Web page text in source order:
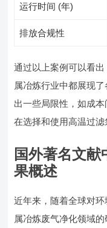
运行时间 (年)
排放合规性
通过以上案例可以看
属冶炼行业中都展现
出一些局限性，如成
在选择和使用高温过滤
国外著名文
果概述
近年来，随着全球对
属冶炼废气净化领域